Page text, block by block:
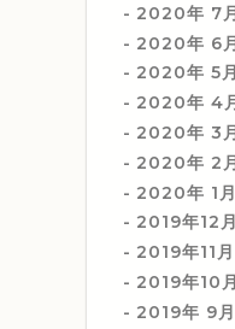
2020年 7
2020年 6
2020年 5月
2020年 4
2020年 3
2020年 2
2020年 1月
2019年12
2019年11月
2019年10
2019年 9月